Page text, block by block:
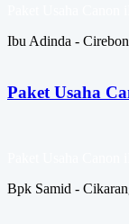
Ibu Adinda - Cirebon
Paket Usaha
Bpk Samid -